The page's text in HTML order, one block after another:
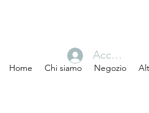
Home Chi siamo Negozio
Accedi